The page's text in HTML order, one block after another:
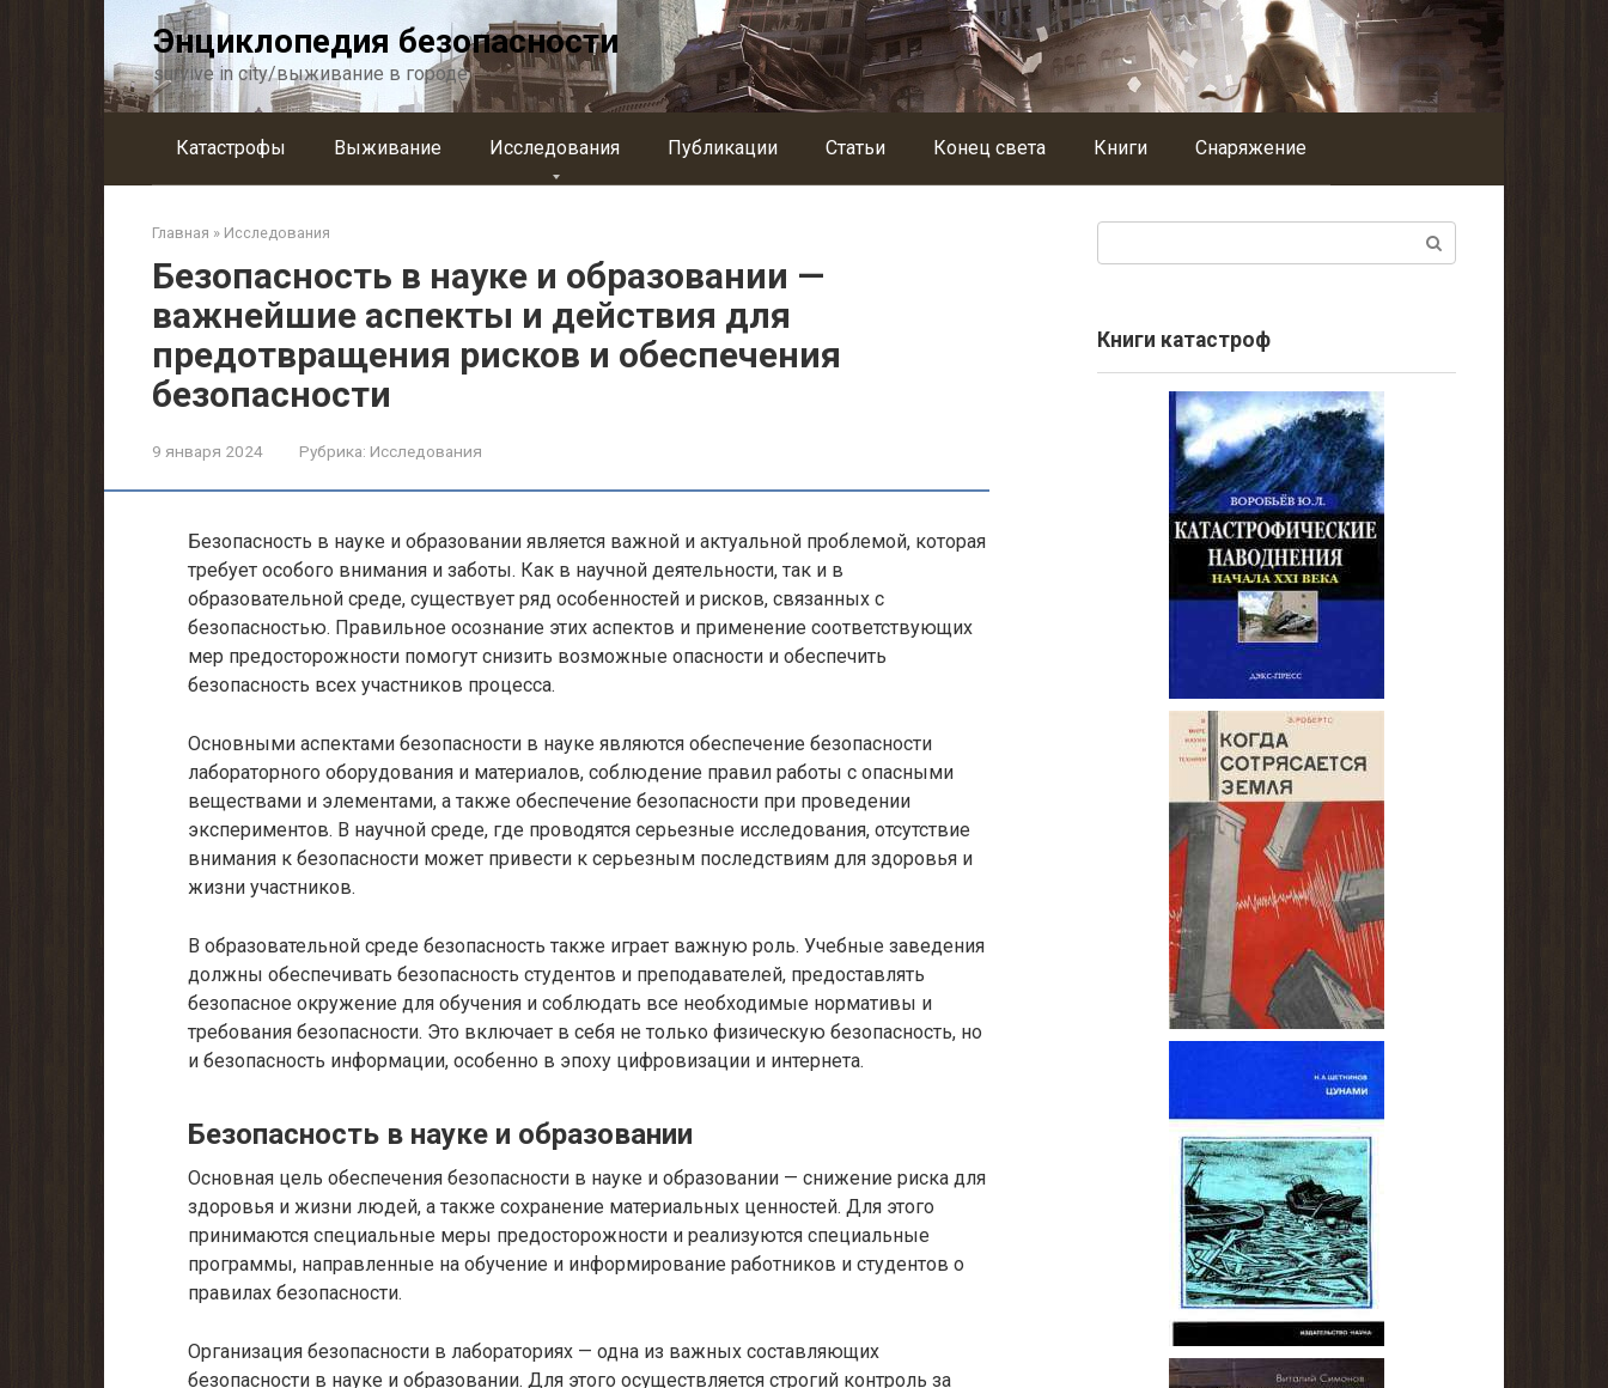
Энциклопедия безопасности
survive in city/выживание в городе
Катастрофы Выживание Исследования Публикации Статьи Конец света Книги Снаряжение
Главная » Исследования
Безопасность в науке и образовании —
важнейшие аспекты и действия для
предотвращения рисков и обеспечения
безопасности
9 января 2024 Рубрика: Исследования
Безопасность в науке и образовании является важной и актуальной проблемой, которая
требует особого внимания и заботы. Как в научной деятельности, так и в
образовательной среде, существует ряд особенностей и рисков, связанных с
безопасностью. Правильное осознание этих аспектов и применение соответствующих
мер предосторожности помогут снизить возможные опасности и обеспечить
безопасность всех участников процесса.
Основными аспектами безопасности в науке являются обеспечение безопасности
лабораторного оборудования и материалов, соблюдение правил работы с опасными
веществами и элементами, а также обеспечение безопасности при проведении
экспериментов. В научной среде, где проводятся серьезные исследования, отсутствие
внимания к безопасности может привести к серьезным последствиям для здоровья и
жизни участников.
В образовательной среде безопасность также играет важную роль. Учебные заведения
должны обеспечивать безопасность студентов и преподавателей, предоставлять
безопасное окружение для обучения и соблюдать все необходимые нормативы и
требования безопасности. Это включает в себя не только физическую безопасность, но
и безопасность информации, особенно в эпоху цифровизации и интернета.
Безопасность в науке и образовании
Основная цель обеспечения безопасности в науке и образовании — снижение риска для
здоровья и жизни людей, а также сохранение материальных ценностей. Для этого
принимаются специальные меры предосторожности и реализуются специальные
программы, направленные на обучение и информирование работников и студентов о
правилах безопасности.
Организация безопасности в лабораториях — одна из важных составляющих
безопасности в науке и образовании. Для этого осуществляется строгий контроль за
Книги катастроф